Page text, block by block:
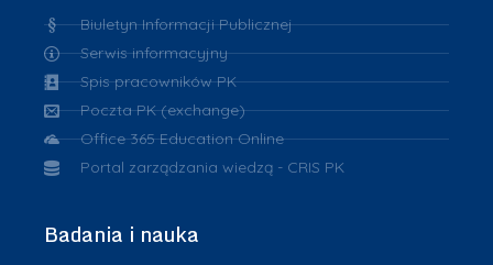
Biuletyn Informacji Publicznej
Serwis informacyjny
Spis pracowników PK
Poczta PK (exchange)
Office 365 Education Online
Portal zarządzania wiedzą - CRIS PK
Badania i nauka